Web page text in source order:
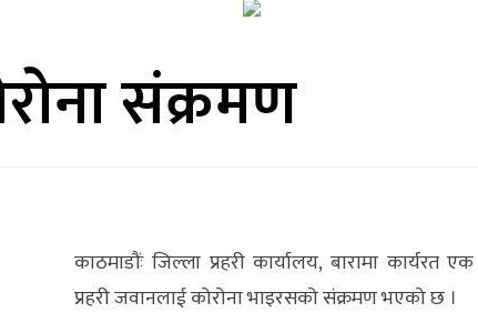
संक्रमण
काठमाडौंः जिल्ला प्रहरी कार्यालय, बारामा कार्यरत
प्रहरी जवानलाई कोरोना भाइरसको संक्रमण भएको छ ।